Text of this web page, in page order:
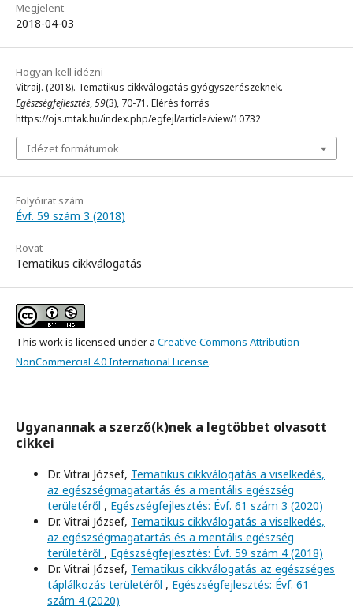
Megjelent
2018-04-03
Hogyan kell idézni
VitraiJ. (2018). Tematikus cikkválogatás gyógyszerészeknek.
Egészségfejlesztés,59(3), 70-71. Elérés forrás
https://ojs.mtak.hu/index.php/egfejl/article/view/10732
Idézet formátumok
Folyóirat szám
Évf. 59 szám 3 (2018)
Rovat
Tematikus cikkválogatás
This work is licensed under a Creative Commons Attribution-
NonCommercial 4.0 International License.
Ugyanannak a szerző(k)nek a legtöbbet olvasott
cikkei
Dr. Vitrai József, Tematikus cikkválogatás a viselkedés,
az egészségmagatartás és a mentális egészség
területéről , Egészségfejlesztés: Évf. 61 szám 3 (2020)
Dr. Vitrai József, Tematikus cikkválogatás a viselkedés,
az egészségmagatartás és a mentális egészség
területéről , Egészségfejlesztés: Évf. 59 szám 4 (2018)
Dr. Vitrai József, Tematikus cikkválogatás az egészséges
táplálkozás területéről , Egészségfejlesztés: Évf. 61
szám 4 (2020)